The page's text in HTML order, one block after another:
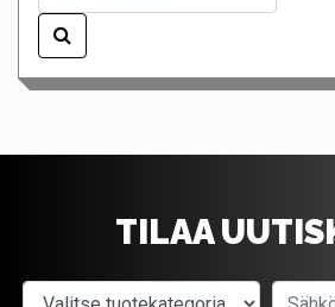
TILAA
Valitse tuotekategoria